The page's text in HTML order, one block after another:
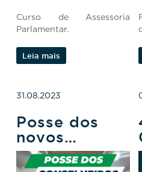
Curso de Assessoria
Parlamentar.
Leia mais
31.08.2023
Posse dos
novos
conselheiros
da Assofepar